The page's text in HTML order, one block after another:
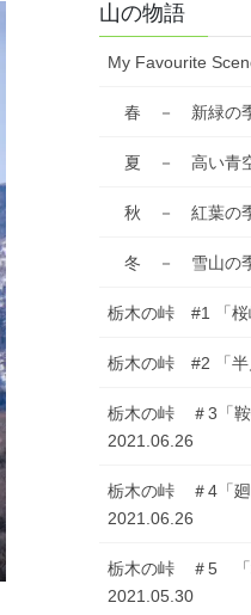
山の物語
My Favourite
春 － 新緑の
夏 － 高い青
秋 － 紅葉の
冬 － 雪山の
栃木の峠 #1 「
栃木の峠 #2 「
栃木の峠 ＃3「鞍
2021.06.26
栃木の峠 ＃4「
2021.06.26
栃木の峠 ＃5 「
2021.05.30